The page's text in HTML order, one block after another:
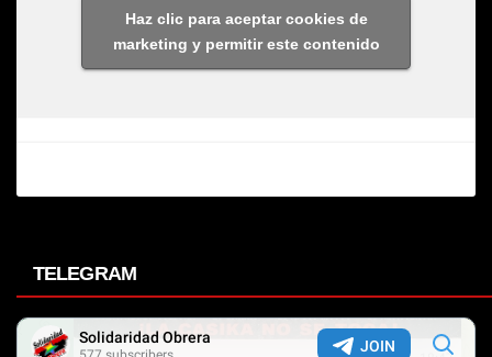
Haz clic para aceptar cookies de
marketing y permitir este contenido
TELEGRAM